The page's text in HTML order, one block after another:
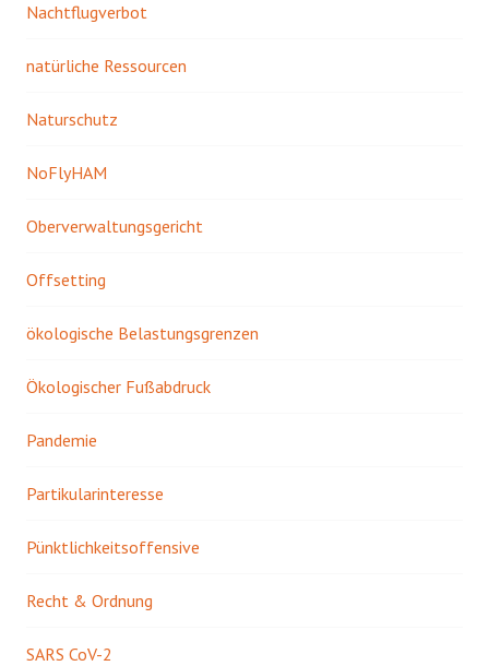
Nachtflugverbot
natürliche Ressourcen
Naturschutz
NoFlyHAM
Oberverwaltungsgericht
Offsetting
ökologische Belastungsgrenzen
Ökologischer Fußabdruck
Pandemie
Partikularinteresse
Pünktlichkeitsoffensive
Recht & Ordnung
SARS CoV-2